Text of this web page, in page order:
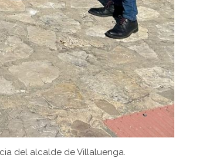
del alcalde de Villaluenga.